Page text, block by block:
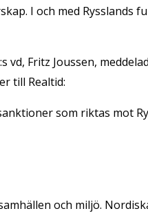
I och med Rysslands
vd, Fritz Joussen,
till Realtid:
som riktas mot
och miljö. Nordiska